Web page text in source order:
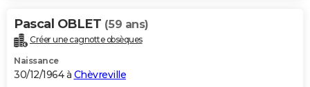
Dictionnaire
Biographies
Citations
Expressions
Proverbes
PROGRAMME TV
COPAINS D'AVANT
Pascal OBLET (59 ans)
Créer une cagnotte obsèques
Naissance
30/12/1964 à Chèvreville